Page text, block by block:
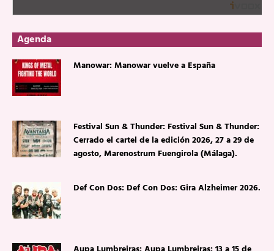
Agenda
Manowar: Manowar vuelve a España
Festival Sun & Thunder: Festival Sun & Thunder:
Cerrado el cartel de la edición 2026, 27 a 29 de
agosto, Marenostrum Fuengirola (Málaga).
Def Con Dos: Def Con Dos: Gira Alzheimer 2026.